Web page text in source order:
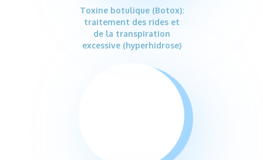
Toxine botulique (Botox):
traitement des rides et
de la transpiration
excessive (hyperhidrose)